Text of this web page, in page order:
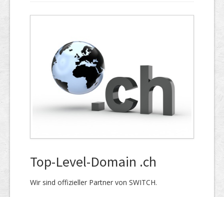
Top-Level-Domain .ch
Wir sind offizieller Partner von SWITCH.